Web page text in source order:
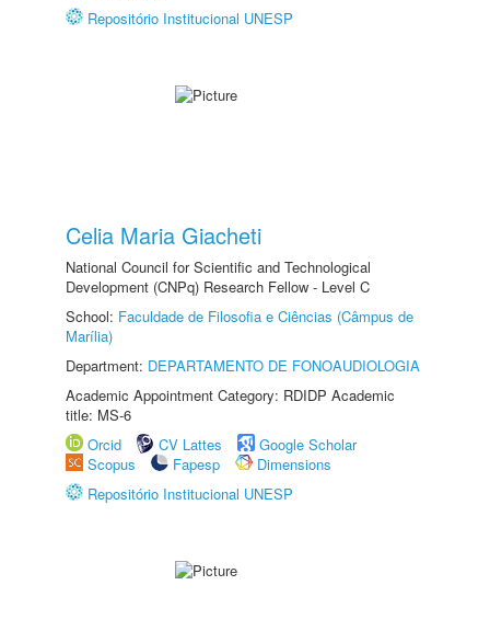
Repositório Institucional UNESP
Celia Maria Giacheti
National Council for Scientific and Technological
Development (CNPq) Research Fellow - Level C
School: Faculdade de Filosofia e Ciências (Câmpus de
Marília)
Department: DEPARTAMENTO DE FONOAUDIOLOGIA
Academic Appointment Category: RDIDP Academic
title: MS-6
Orcid
CV Lattes
Google Scholar
Scopus
Fapesp
Dimensions
Repositório Institucional UNESP